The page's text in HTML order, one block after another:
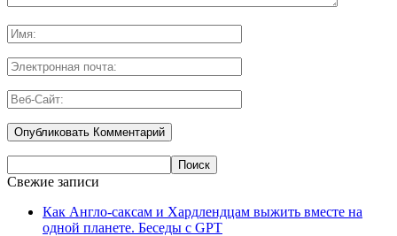
Свежие записи
Как Англо-саксам и Хардлендцам выжить вместе на
одной планете. Беседы с GPT